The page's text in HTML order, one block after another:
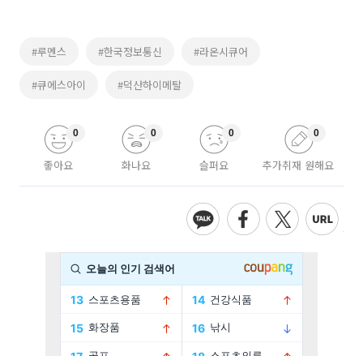
#루멘스 #한국정보통신 #라온시큐어
#큐에스아이 #덕산하이메탈
좋아요
0
화나요
0
슬퍼요
0
추가취재 원해요
0